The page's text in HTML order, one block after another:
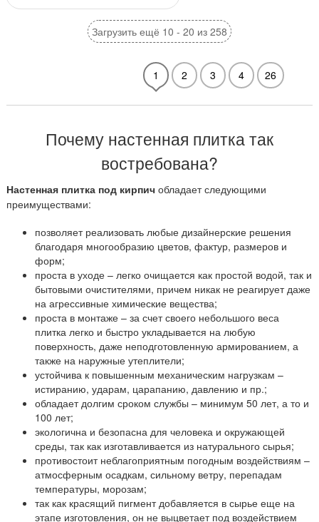
Загрузить ещё 10 - 20 из 258
1 2 3 4 26
Почему настенная плитка так
востребована?
Настенная плитка под кирпич обладает следующими
преимуществами:
позволяет реализовать любые дизайнерские решения
благодаря многообразию цветов, фактур, размеров и
форм;
проста в уходе – легко очищается как простой водой, так и
бытовыми очистителями, причем никак не реагирует даже
на агрессивные химические вещества;
проста в монтаже – за счет своего небольшого веса
плитка легко и быстро укладывается на любую
поверхность, даже неподготовленную армированием, а
также на наружные утеплители;
устойчива к повышенным механическим нагрузкам –
истиранию, ударам, царапанию, давлению и пр.;
обладает долгим сроком службы – минимум 50 лет, а то и
100 лет;
экологична и безопасна для человека и окружающей
среды, так как изготавливается из натурального сырья;
противостоит неблагоприятным погодным воздействиям –
атмосферным осадкам, сильному ветру, перепадам
температуры, морозам;
так как красящий пигмент добавляется в сырье еще на
этапе изготовления, он не выцветает под воздействием